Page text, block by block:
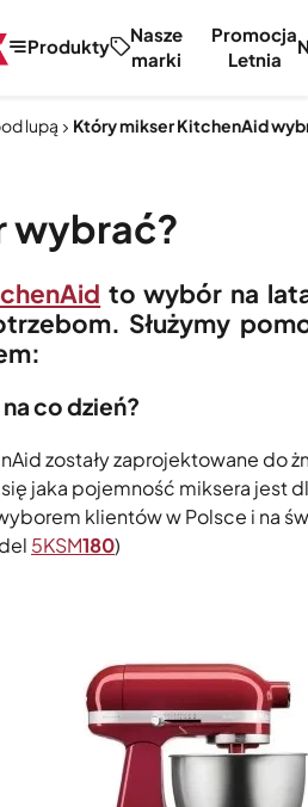
Produkty
Nasze
marki
Promocja
Letnia
lupą Który mikser KitchenAid
wybrać?
to wybór na
Służymy
co dzień?
zostały zaprojektowane do
jaka pojemność miksera jest
klientów w Polsce i na
5KSM180)